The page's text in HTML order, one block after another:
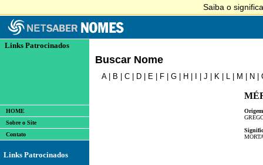
Links Patrocinados
HOME
Sobre o Site
Contato
Links Patrocinados
Buscar Nome
A| B C D E F G H J K L M N